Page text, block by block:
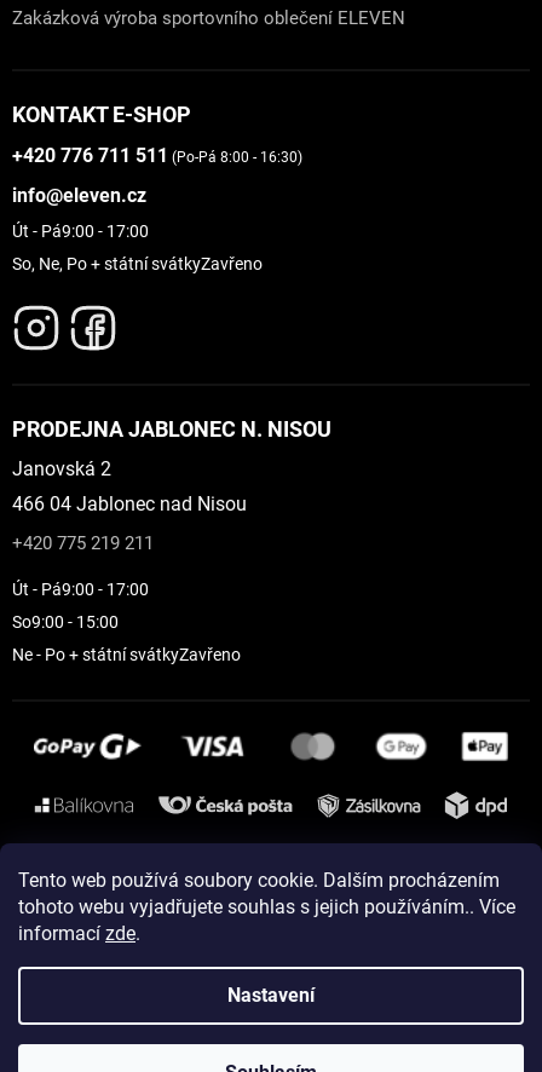
Tento web používá soubory cookie. Dalším procházením
tohoto webu vyjadřujete souhlas s jejich používáním.. Více
informací zde.
Nastavení
Zakázková výroba sportovního oblečení ELEVEN
KONTAKT E-SHOP
+420 776 711 511 (Po-Pá 8:00 - 16:30)
info@eleven.cz
Út - Pá9:00 - 17:00
So, Ne, Po + státní svátkyZavřeno
PRODEJNA JABLONEC N. NISOU
Janovská 2
466 04 Jablonec nad Nisou
+420 775 219 211
Út - Pá9:00 - 17:00
So9:00 - 15:00
Ne - Po + státní svátkyZavřeno
Instagram
Vytvořil Shoptet
Copyright 2026ELEVEN sportswear. Všechna práva vyhrazena.